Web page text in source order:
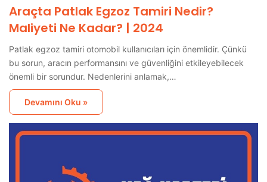
Araçta Patlak Egzoz Tamiri Nedir?
Maliyeti Ne Kadar? | 2024
Patlak egzoz tamiri otomobil kullanıcıları için önemlidir. Çünkü
bu sorun, aracın performansını ve güvenliğini etkileyebilecek
önemli bir sorundur. Nedenlerini anlamak,…
Devamını Oku »